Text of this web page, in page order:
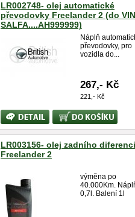
LR002748- olej automatické
převodovky Freelander 2 (do VIN
SALFA....AH999999)
Náplň
převodovky, pro
vozidla do...
267,- Kč
221,- Kč
Bližší
informace
Koupit
LR003156- olej zadního
Freelander 2
výměna po
40.000Km.
0,7l. Balení 1l